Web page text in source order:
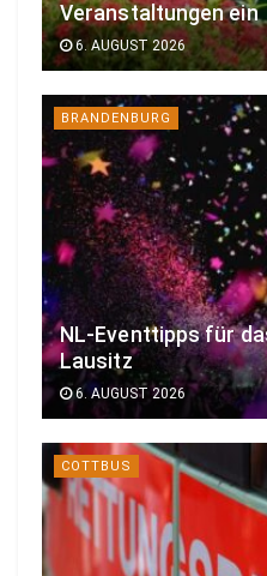
Veranstaltungen ein
6. AUGUST 2026
BRANDENBURG
NL-Eventtipps für
Lausitz
6. AUGUST 2026
COTTBUS